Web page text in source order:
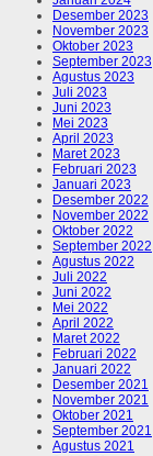
Desember 2023
November 2023
Oktober 2023
September 2023
Agustus 2023
Juli 2023
Juni 2023
Mei 2023
April 2023
Maret 2023
Februari 2023
Januari 2023
Desember 2022
November 2022
Oktober 2022
September 2022
Agustus 2022
Juli 2022
Juni 2022
Mei 2022
April 2022
Maret 2022
Februari 2022
Januari 2022
Desember 2021
November 2021
Oktober 2021
September 2021
Agustus 2021